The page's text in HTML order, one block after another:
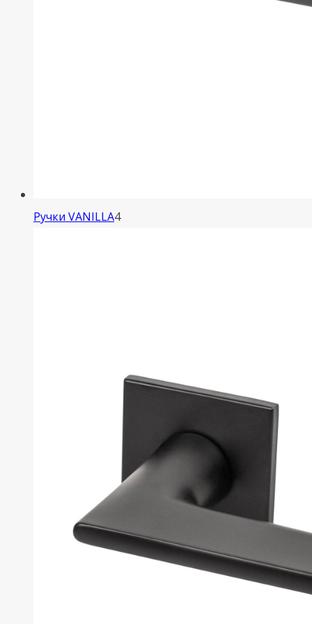
Ручки VANILLA44